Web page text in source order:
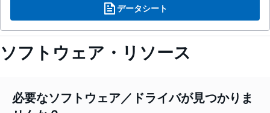
データシート
ソフトウェア・リソース
必要なソフトウェア／ドライバが見つかりま